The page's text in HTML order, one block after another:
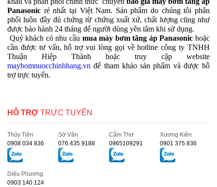
Panasonic rẻ nhất tại Việt Nam. Sản phẩm do chúng tôi phân
phối luôn đầy đủ chứng từ chứng xuất xứ, chất lượng cũng như
được bảo hành 24 tháng để người dùng yên tâm khi sử dụng.
Quý khách có nhu cầu mua máy bơm tăng áp Panasonic hoặc
cần được tư vấn, hỗ trợ vui lòng gọi về hotline công ty TNHH
Thuận Hiệp Thành hoặc truy cập website
maybomnuocchinhhang.vn để tham khảo sản phẩm và được hỗ
trợ trực tuyến.
HỖ TRỢ TRỰC TUYẾN
Thủy Tiên
0908 034 836
Sở Vân
076.435.9188
Cẩm Thơ
0965109291
Xương Kiên
0901 375 836
Diệu Phương
0903 140 124